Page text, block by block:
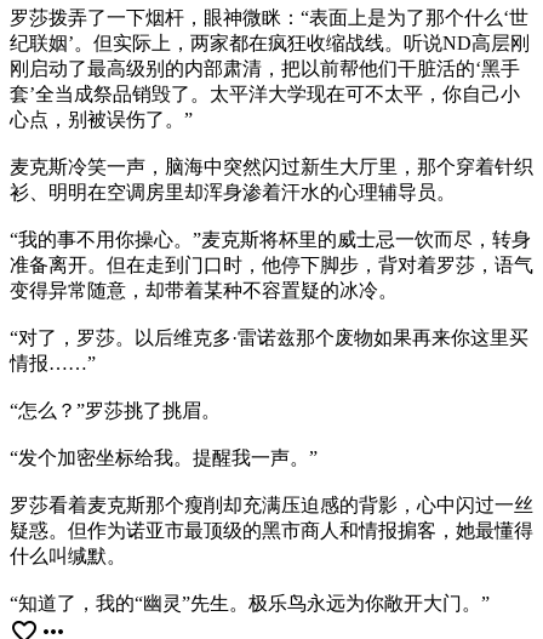
罗莎拨弄了一下烟杆，眼神微眯：“表面上是为了那个什么‘世
纪联姻’。但实际上，两家都在疯狂收缩战线。听说ND高层刚
刚启动了最高级别的内部肃清，把以前帮他们干脏活的‘黑手
套’全当成祭品销毁了。太平洋大学现在可不太平，你自己小
心点，别被误伤了。”
麦克斯冷笑一声，脑海中突然闪过新生大厅里，那个穿着针织
衫、明明在空调房里却浑身渗着汗水的心理辅导员。
“我的事不用你操心。”麦克斯将杯里的威士忌一饮而尽，转身
准备离开。但在走到门口时，他停下脚步，背对着罗莎，语气
变得异常随意，却带着某种不容置疑的冰冷。
“对了，罗莎。以后维克多·雷诺兹那个废物如果再来你这里买
情报……”
“怎么？”罗莎挑了挑眉。
“发个加密坐标给我。提醒我一声。”
罗莎看着麦克斯那个瘦削却充满压迫感的背影，心中闪过一丝
疑惑。但作为诺亚市最顶级的黑市商人和情报掮客，她最懂得
什么叫缄默。
“知道了，我的“幽灵”先生。极乐鸟永远为你敞开大门。”
favorite_border more_horiz